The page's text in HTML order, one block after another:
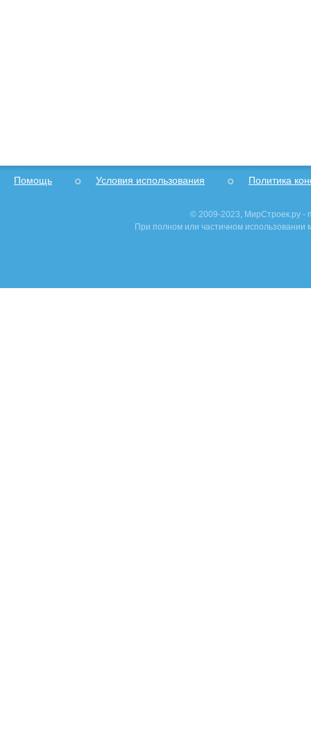
Помощь Условия использования Политика
© 2009-2023, МирСтроек.ру -
При полном или частичном использовании